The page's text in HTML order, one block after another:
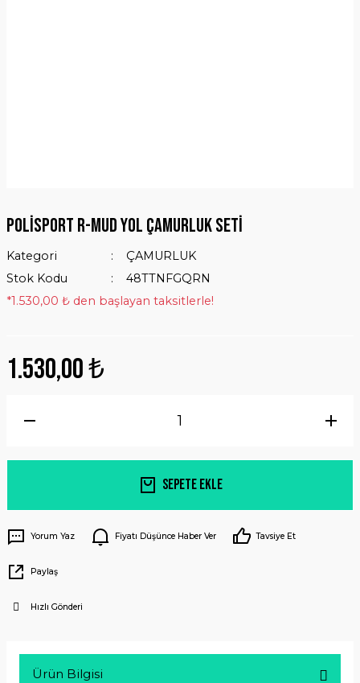
Polisport R-MUD Yol Çamurluk Seti
Kategori
ÇAMURLUK
Stok Kodu
48TTNFGQRN
*1.530,00 ₺ den başlayan taksitlerle!
1.530,00 ₺
Sepete Ekle
Yorum Yaz Fiyatı Düşünce Haber Ver Tavsiye Et
Paylaş
Hızlı Gönderi
Ürün Bilgisi